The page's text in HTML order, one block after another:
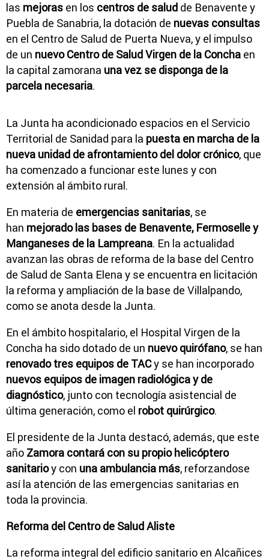
las mejoras en los centros de salud de Benavente y
Puebla de Sanabria, la dotación de nuevas consultas
en el Centro de Salud de Puerta Nueva, y el impulso
de un nuevo Centro de Salud Virgen de la Concha en
la capital zamorana una vez se disponga de la
parcela necesaria.
La Junta ha acondicionado espacios en el Servicio
Territorial de Sanidad para la puesta en marcha de la
nueva unidad de afrontamiento del dolor crónico, que
ha comenzado a funcionar este lunes y con
extensión al ámbito rural.
En materia de emergencias sanitarias, se
han mejorado las bases de Benavente, Fermoselle y
Manganeses de la Lampreana. En la actualidad
avanzan las obras de reforma de la base del Centro
de Salud de Santa Elena y se encuentra en licitación
la reforma y ampliación de la base de Villalpando,
como se anota desde la Junta.
En el ámbito hospitalario, el Hospital Virgen de la
Concha ha sido dotado de un nuevo quirófano, se han
renovado tres equipos de TACy se han incorporado
nuevos equipos de imagen radiológica y de
diagnóstico, junto con tecnología asistencial de
última generación, como el robot quirúrgico.
El presidente de la Junta destacó, además, que este
año Zamora contará con su propio helicóptero
sanitarioy con una ambulancia más, reforzandose
así la atención de las emergencias sanitarias en
toda la provincia.
Reforma del Centro de Salud Aliste
La reforma integral del edificio sanitario en Alcañices